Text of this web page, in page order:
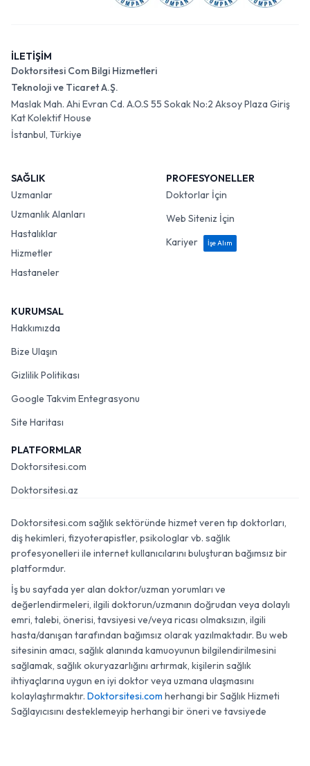
İLETİŞİM
Doktorsitesi Com Bilgi Hizmetleri
Teknoloji ve Ticaret A.Ş.
Maslak Mah. Ahi Evran Cd. A.O.S 55 Sokak No:2 Aksoy Plaza Giriş
Kat Kolektif House
İstanbul, Türkiye
SAĞLIK
Uzmanlar
Uzmanlık Alanları
Hastalıklar
Hizmetler
Hastaneler
PROFESYONELLER
Doktorlar İçin
Web Siteniz İçin
Kariyer
İşe Alım
KURUMSAL
Hakkımızda
Bize Ulaşın
Gizlilik Politikası
Google Takvim Entegrasyonu
Site Haritası
PLATFORMLAR
Doktorsitesi.com
Doktorsitesi.az
Doktorsitesi.com sağlık sektöründe hizmet veren tıp doktorları,
diş hekimleri, fizyoterapistler, psikologlar vb. sağlık
profesyonelleri ile internet kullanıcılarını buluşturan bağımsız bir
platformdur.
İş bu sayfada yer alan doktor/uzman yorumları ve
değerlendirmeleri, ilgili doktorun/uzmanın doğrudan veya dolaylı
emri, talebi, önerisi, tavsiyesi ve/veya ricası olmaksızın, ilgili
hasta/danışan tarafından bağımsız olarak yazılmaktadır. Bu web
sitesinin amacı, sağlık alanında kamuoyunun bilgilendirilmesini
sağlamak, sağlık okuryazarlığını artırmak, kişilerin sağlık
ihtiyaçlarına uygun en iyi doktor veya uzmana ulaşmasını
kolaylaştırmaktır. Doktorsitesi.com herhangi bir Sağlık Hizmeti
Sağlayıcısını desteklemeyip herhangi bir öneri ve tavsiyede